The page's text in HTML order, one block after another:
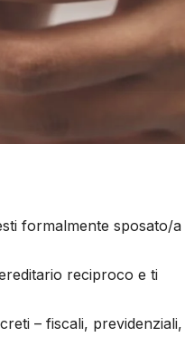
formalmente sposato/a
reciproco e ti
– fiscali, previdenziali,